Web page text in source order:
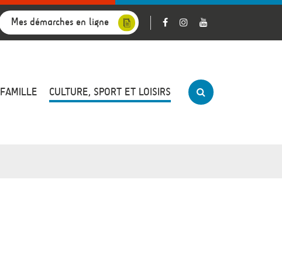
Mes démarches en ligne
FAMILLE CULTURE, SPORT ET LOISIRS